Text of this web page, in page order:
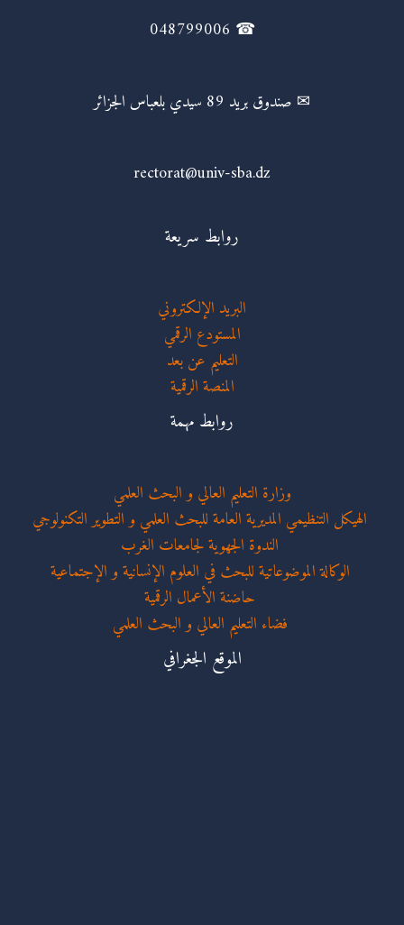
☎ 048799006
✉ صندوق بريد 89 سيدي بلعباس الجزائر
rectorat@univ-sba.dz
روابط سريعة
البريد الإلكتروني
المستودع الرقمي
التعليم عن بعد
المنصة الرقمية
روابط مهمة
وزارة التعليم العالي و البحث العلمي
الهيكل التنظيمي المديرية العامة للبحث العلمي و التطوير التكنولوجي
الندوة الجهوية لجامعات الغرب
الوكالة الموضوعاتية للبحث في العلوم الإنسانية و الإجتماعية
حاضنة الأعمال الرقمية
فضاء التعليم العالي و البحث العلمي
الموقع الجغرافي